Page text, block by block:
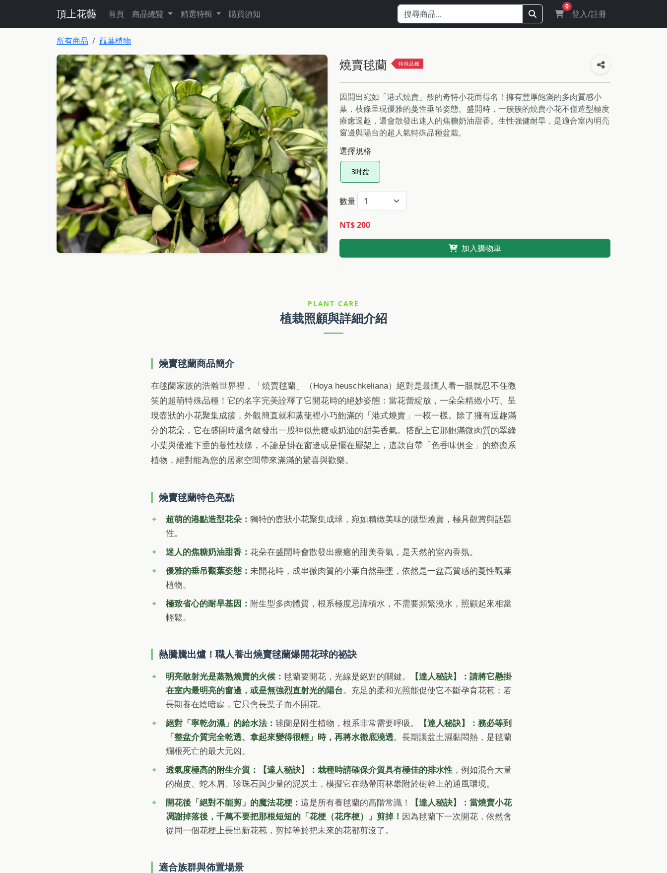
頂上花藝 首頁 商品總覽 精選特輯 購買須知
0
登入/註冊
所有商品 觀葉植物
燒賣毬蘭 特殊品種
因開出宛如「港式燒賣」般的奇特小花而得名！擁有豐厚飽滿的多肉質感小
葉，枝條呈現優雅的蔓性垂吊姿態。盛開時，一簇簇的燒賣小花不僅造型極度
療癒逗趣，還會散發出迷人的焦糖奶油甜香。生性強健耐旱，是適合室內明亮
窗邊與陽台的超人氣特殊品種盆栽。
選擇規格
3吋盆
數量
NT$ 200
加入購物車
PLANT CARE
植栽照顧與詳細介紹
燒賣毬蘭商品簡介
在毬蘭家族的浩瀚世界裡，「燒賣毬蘭」（Hoya heuschkeliana）絕對是最讓人看一眼就忍不住微
笑的超萌特殊品種！它的名字完美詮釋了它開花時的絕妙姿態：當花蕾綻放，一朵朵精緻小巧、呈
現壺狀的小花聚集成簇，外觀簡直就和蒸籠裡小巧飽滿的「港式燒賣」一模一樣。除了擁有逗趣滿
分的花朵，它在盛開時還會散發出一股神似焦糖或奶油的甜美香氣。搭配上它那飽滿微肉質的翠綠
小葉與優雅下垂的蔓性枝條，不論是掛在窗邊或是擺在層架上，這款自帶「色香味俱全」的療癒系
植物，絕對能為您的居家空間帶來滿滿的驚喜與歡樂。
燒賣毬蘭特色亮點
超萌的港點造型花朵：獨特的壺狀小花聚集成球，宛如精緻美味的微型燒賣，極具觀賞與話題
性。
迷人的焦糖奶油甜香：花朵在盛開時會散發出療癒的甜美香氣，是天然的室內香氛。
優雅的垂吊觀葉姿態：未開花時，成串微肉質的小葉自然垂墜，依然是一盆高質感的蔓性觀葉
植物。
極致省心的耐旱基因： 附生型多肉體質，根系極度忌諱積水，不需要頻繁澆水，照顧起來相當
輕鬆。
熱騰騰出爐！職人養出燒賣毬蘭爆開花球的祕訣
明亮散射光是蒸熟燒賣的火候：毬蘭要開花，光線是絕對的關鍵。
【達人秘訣】：請將它懸掛
在室內最明亮的窗邊，或是無強烈直射光的陽台。充足的柔和光照能促使它不斷孕育花苞；若
長期養在陰暗處，它只會長葉子而不開花。
絕對「寧乾勿濕」的給水法：毬蘭是附生植物，根系非常需要呼吸。
【達人秘訣】：務必等到
「整盆介質完全乾透、拿起來變得很輕」時，再將水徹底澆透。長期讓盆土濕黏悶熱，是毬蘭
爛根死亡的最大元凶。
透氣度極高的附生介質：
【達人秘訣】：栽種時請確保介質具有極佳的排水性 ，例如混合大量
的樹皮、蛇木屑、珍珠石與少量的泥炭土，模擬它在熱帶雨林攀附於樹幹上的通風環境。
開花後「絕對不能剪」的魔法花梗：這是所有養毬蘭的高階常識！
【達人秘訣】：當燒賣小花
凋謝掉落後，千萬不要把那根短短的「花梗（花序梗）」剪掉！ 因為毬蘭下一次開花，依然會
從同一個花梗上長出新花苞，剪掉等於把未來的花都剪沒了。
適合族群與佈置場景